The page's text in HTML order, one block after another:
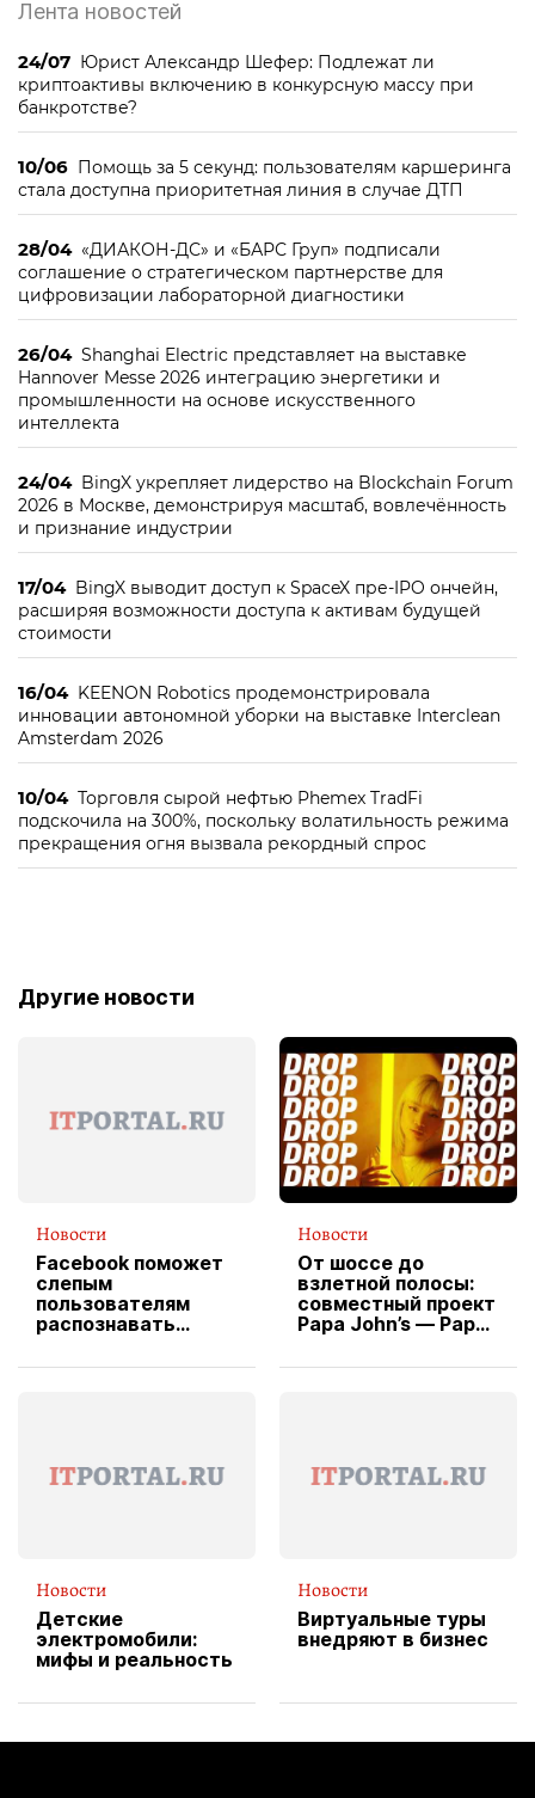
Лента новостей
24/07 Юрист Александр Шефер: Подлежат ли
криптоактивы включению в конкурсную массу при
банкротстве?
10/06 Помощь за 5 секунд: пользователям каршеринга
стала доступна приоритетная линия в случае ДТП
28/04 «ДИАКОН-ДС» и «БАРС Груп» подписали
соглашение о стратегическом партнерстве для
цифровизации лабораторной диагностики
26/04 Shanghai Electric представляет на выставке
Hannover Messe 2026 интеграцию энергетики и
промышленности на основе искусственного
интеллекта
24/04 BingX укрепляет лидерство на Blockchain Forum
2026 в Москве, демонстрируя масштаб, вовлечённость
и признание индустрии
17/04 BingX выводит доступ к SpaceX пре-IPO ончейн,
расширяя возможности доступа к активам будущей
стоимости
16/04 KEENON Robotics продемонстрировала
инновации автономной уборки на выставке Interclean
Amsterdam 2026
10/04 Торговля сырой нефтью Phemex TradFi
подскочила на 300%, поскольку волатильность режима
прекращения огня вызвала рекордный спрос
Другие новости
Новости
Facebook поможет
слепым
пользователям
распознавать
Новости
От шоссе до
взлетной полосы:
совместный проект
Papa John’s — Papa
вводит
Новости
Детские
электромобили:
мифы и реальность
Новости
Виртуальные туры
внедряют в бизнес